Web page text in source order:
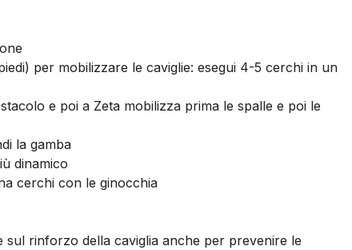
per mobilizzare le caviglie: esegui 4-5 cerchi in un
e poi a Zeta mobilizza prima le spalle e poi le
la gamba
dinamico
cerchi con le ginocchia
sul rinforzo della caviglia anche per prevenire le